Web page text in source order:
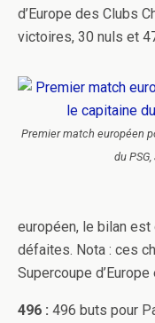
d’Europe des Clubs
victoires, 30 nuls et
Premier match européen
du
européen, le bilan
défaites. Nota : ces
Supercoupe
496 : 496 buts pour